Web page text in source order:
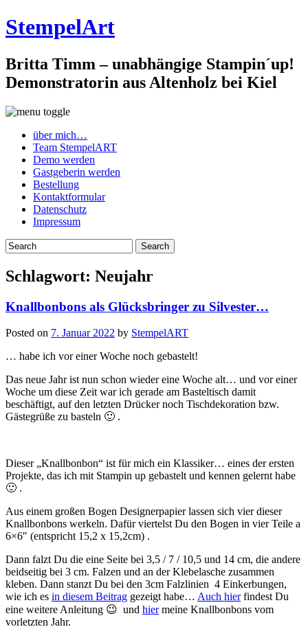
StempelArt
Britta Timm – unabhängige Stampin´up!
Demonstratorin aus Altenholz bei Kiel
über mich…
Team StempelART
Demo werden
Gastgeberin werden
Bestellung
Kontaktformular
Datenschutz
Impressum
Schlagwort: Neujahr
Knallbonbons als Glücksbringer zu Silvester…
Posted on 7. Januar 2022 by StempelART
… habe ich vor einer Woche noch gebastelt!
Das neue Jahr ist nun schon wieder eine Woche alt… und vor einer
Woche um diese Zeit war ich gerade am Basteltisch damit
beschäftigt, auf den letzten Drücker noch Tischdekoration bzw.
Gästegrüße zu basteln 🙂 .
Dieser „Knallbonbon“ ist für mich ein Klassiker… eines der ersten
Projekte, das ich mit Stampin up gebastelt und kennen gelernt habe
🙂 .
Aus einem großen Bogen Designerpapier lassen sich vier dieser
Knallbonbons werkeln. Dafür viertelst Du den Bogen in vier Teile a
6×6″ (entspricht 15,2 x 15,2cm) .
Dann falzt Du die eine Seite bei 3,5 / 7 / 10,5 und 14 cm, die andere
beidseitig bei 3 cm. Falzen und an der Klebelasche zusammen
kleben. Dann stanzt Du bei den 3cm Falzlinien 4 Einkerbungen,
wie ich es in diesem Beitrag gezeigt habe… Auch hierfindest Du
eine weitere Anleitung 😉 und hiermeine Knallbonbons vom
vorletzten Jahr.